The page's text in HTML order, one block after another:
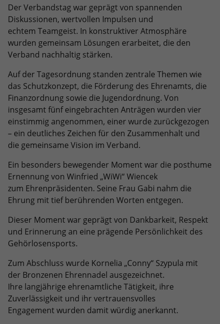
Der Verbandstag war geprägt von spannenden
Diskussionen, wertvollen Impulsen und
echtem Teamgeist. In konstruktiver Atmosphäre
wurden gemeinsam Lösungen erarbeitet, die den
Verband nachhaltig stärken.
Auf der Tagesordnung standen zentrale Themen wie
das Schutzkonzept, die Förderung des Ehrenamts, die
Finanzordnung sowie die Jugendordnung. Von
insgesamt fünf eingebrachten Anträgen wurden vier
einstimmig angenommen, einer wurde zurückgezogen
– ein deutliches Zeichen für den Zusammenhalt und
die gemeinsame Vision im Verband.
Ein besonders bewegender Moment war die posthume
Ernennung von Winfried „WiWi“ Wiencek
zum Ehrenpräsidenten. Seine Frau Gabi nahm die
Ehrung mit tief berührenden Worten entgegen.
Dieser Moment war geprägt von Dankbarkeit, Respekt
und Erinnerung an eine prägende Persönlichkeit des
Gehörlosensports.
Zum Abschluss wurde Kornelia „Conny“ Szypula mit
der Bronzenen Ehrennadel ausgezeichnet.
Ihre langjährige ehrenamtliche Tätigkeit, ihre
Zuverlässigkeit und ihr vertrauensvolles
Engagement wurden damit würdig anerkannt.
Zweck
eines Benutzer-Logins die Session-ID.
So kann der eingeloggte Benutzer
wiedererkannt werden und es wird ihm
Zugang zu geschützten Bereichen
gewährt.
Zweck
Analysebericht der Website zu
verfolgen. Die Cookies speichern
Informationen anonym und weisen eine
randoly generierte Nummer zu, um
eindeutige Besucher zu identifizieren.
Name _gid
Anbieter Google Analytics
Laufzeit 1 Tag
Zweck
Dieses Cookie wird von Google Analytics
um Informationen darüber zu
speichern, wie Besucher eine Website
nutzen, und hilft bei der Erstellung
eines Analyseberichts darüber, wie es
umfassen die Anzahl der Besucher, die
Quelle, aus der sie stammen, und die
Seiten in anonymisierter Form.
Name _dc_gtm_UA-101278931-2
Anbieter Google Analytics